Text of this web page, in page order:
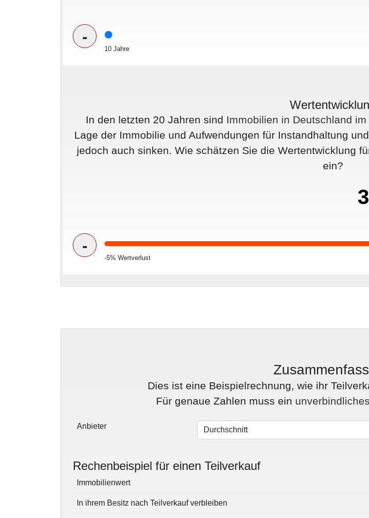
-
10 Jahre
In den letzten 20 Jahren sind Immobilien in Deutschland
Lage der Immobilie und Aufwendungen für Instandhaltung
jedoch auch sinken. Wie schätzen Sie die Wertentwicklung
ein?
-
-5% Wertverlust
Dies ist eine Beispielrechnung, wie ihr
Für genaue Zahlen muss ein
Anbieter
Rechenbeispiel für einen Teilverkauf
Immobilienwert
In ihrem Besitz nach Teilverkauf verbleiben